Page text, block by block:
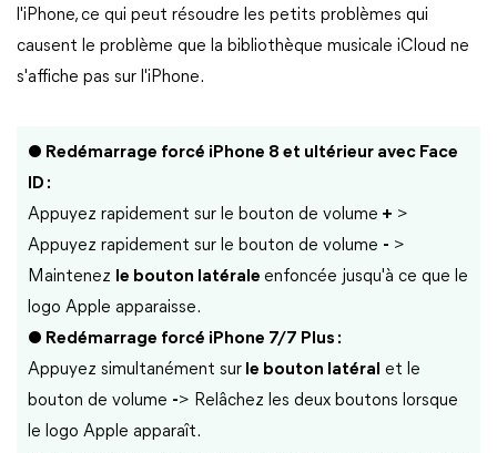
l'iPhone, ce qui peut résoudre les petits problèmes qui
causent le problème que la bibliothèque musicale iCloud ne
s'affiche pas sur l'iPhone.
● Redémarrage forcé iPhone 8 et ultérieur avec Face
ID :
Appuyez rapidement sur le bouton de volume + >
Appuyez rapidement sur le bouton de volume - >
Maintenez le bouton latérale enfoncée jusqu'à ce que le
logo Apple apparaisse.
● Redémarrage forcé iPhone 7/7 Plus :
Appuyez simultanément sur le bouton latéral et le
bouton de volume -> Relâchez les deux boutons lorsque
le logo Apple apparaît.